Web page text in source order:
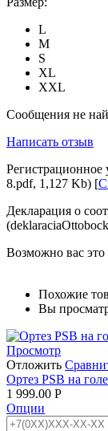
L
M
S
XL
XXL
Сообщения не
Написать отзыв
Регистрационное
8.pdf, 1,127 Kb) [
Декларация о
Возможно вас это
Похожие
Вы
Просмотр
Отложить
Ортез PSB на
1 999.00 Р
Опции